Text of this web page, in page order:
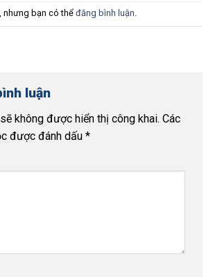
nhưng bạn có thể đăng bình luận.
luận
không được hiển thị công khai. Các
được đánh dấu *